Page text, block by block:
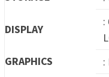
DISPLAY
:
GRAPHICS
: